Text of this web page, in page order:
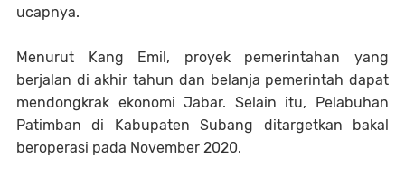
ucapnya.
Menurut Kang Emil, proyek pemerintahan yang
berjalan di akhir tahun dan belanja pemerintah dapat
mendongkrak ekonomi Jabar. Selain itu, Pelabuhan
Patimban di Kabupaten Subang ditargetkan bakal
beroperasi pada November 2020.